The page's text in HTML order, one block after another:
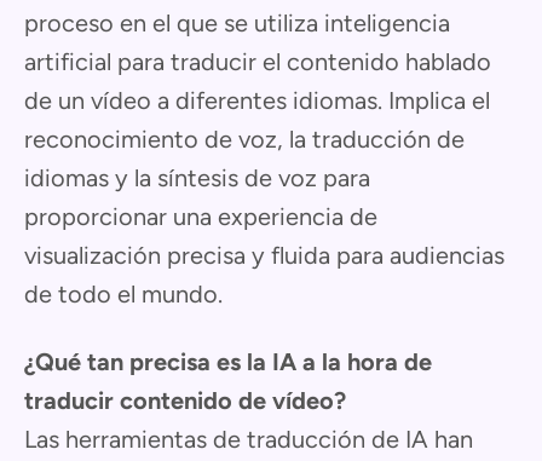
proceso en el que se utiliza inteligencia
artificial para traducir el contenido hablado
de un vídeo a diferentes idiomas. Implica el
reconocimiento de voz, la traducción de
idiomas y la síntesis de voz para
proporcionar una experiencia de
visualización precisa y fluida para audiencias
de todo el mundo.
¿Qué tan precisa es la IA a la hora de
traducir contenido de vídeo?
Las herramientas de traducción de IA han